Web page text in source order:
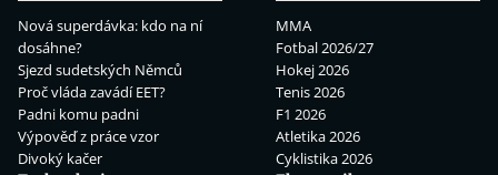
Nová superdávka: kdo na ní
dosáhne?
Sjezd sudetských Němců
Proč vláda zavádí EET?
Padni komu padni
Výpověď z práce vzor
Divoký kačer
MMA
Fotbal 2026/27
Hokej 2026
Tenis 2026
F1 2026
Atletika 2026
Cyklistika 2026